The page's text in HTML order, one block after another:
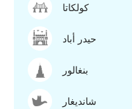
كولكاتا
حيدر أباد
بنغالور
شانديغار